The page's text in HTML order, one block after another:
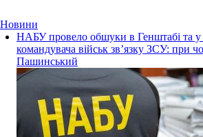
Новини
НАБУ провело обшуки в Генштабі та
командувача військ зв’язку ЗСУ: при
Пашинський